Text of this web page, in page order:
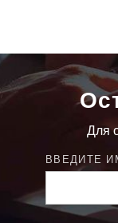
Для
ВВЕДИТЕ